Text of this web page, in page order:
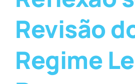
Revisão
Regime